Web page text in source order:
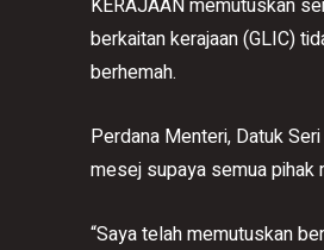
KERAJAAN memutuskan
berkaitan kerajaan (GLIC)
berhemah.
Perdana Menteri, Datuk
mesej supaya semua pihak
“Saya telah memutuskan